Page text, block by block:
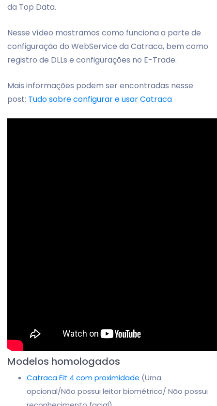
da Top Data.
Nesse vídeo mostramos como funciona a parte de
configuração do WebService da Catraca, bem como
registro de DLLs e configurações no E-Trade.
Mais informações podem ser encontradas nesse
post: Tudo sobre configurar e usar Catraca
Modelos homologados
Catraca Fit 4 com proximidade (Urna
opcional/Não possui leitor biométrico/ Não possui